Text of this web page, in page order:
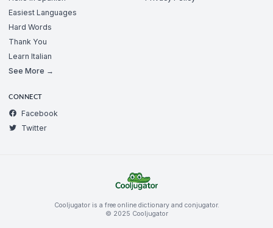
Easiest Languages
Hard Words
Thank You
Learn Italian
See More →
CONNECT
Facebook
Twitter
Cooljugator is a free online dictionary and conjugator.
© 2025 Cooljugator